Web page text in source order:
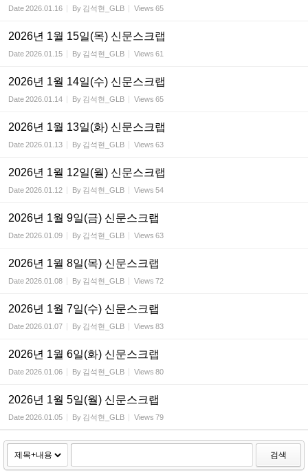
Date2026.01.16 By 김석현_GLB Views 65
2026년 1월 15일(목) 신문스크랩
Date2026.01.15 By 김석현_GLB Views 61
2026년 1월 14일(수) 신문스크랩
Date2026.01.14 By 김석현_GLB Views 65
2026년 1월 13일(화) 신문스크랩
Date2026.01.13 By 김석현_GLB Views 63
2026년 1월 12일(월) 신문스크랩
Date2026.01.12 By 김석현_GLB Views 54
2026년 1월 9일(금) 신문스크랩
Date2026.01.09 By 김석현_GLB Views 63
2026년 1월 8일(목) 신문스크랩
Date2026.01.08 By 김석현_GLB Views 72
2026년 1월 7일(수) 신문스크랩
Date2026.01.07 By 김석현_GLB Views 83
2026년 1월 6일(화) 신문스크랩
Date2026.01.06 By 김석현_GLB Views 80
2026년 1월 5일(월) 신문스크랩
Date2026.01.05 By 김석현_GLB Views 79
검색